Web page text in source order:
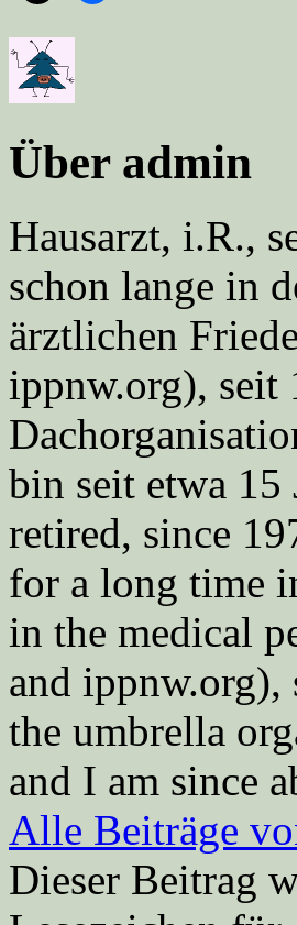
Über admin
Hausarzt, i.R.,
schon lange in
ärztlichen
ippnw.org), seit
bin seit etwa
retired, since
for a long time
in the medical
and ippnw.org),
the umbrella
and I am since
Alle Beiträge
Dieser Beitrag